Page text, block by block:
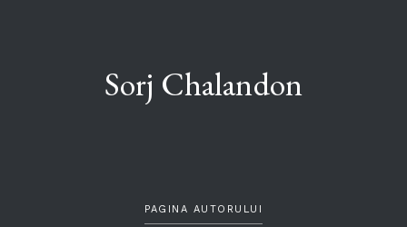
Sorj Chalandon
PAGINA AUTORULUI